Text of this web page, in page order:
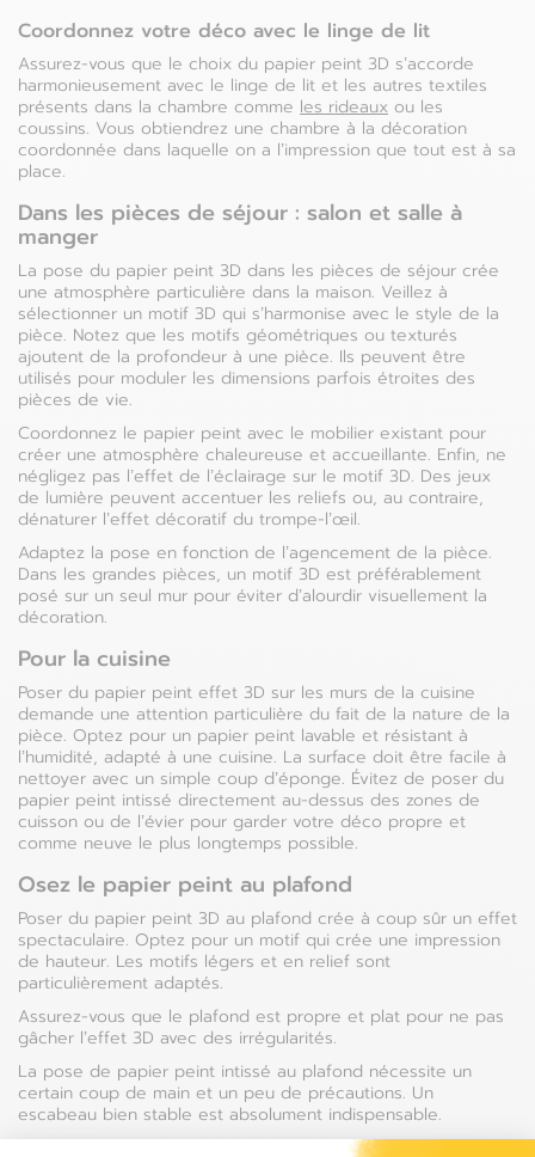
Coordonnez votre déco avec le linge de lit
Assurez-vous que le choix du papier peint 3D s’accorde
harmonieusement avec le linge de lit et les autres textiles
présents dans la chambre comme les rideaux ou les
coussins. Vous obtiendrez une chambre à la décoration
coordonnée dans laquelle on a l’impression que tout est à sa
place.
Dans les pièces de séjour : salon et salle à
manger
La pose du papier peint 3D dans les pièces de séjour crée
une atmosphère particulière dans la maison. Veillez à
sélectionner un motif 3D qui s’harmonise avec le style de la
pièce. Notez que les motifs géométriques ou texturés
ajoutent de la profondeur à une pièce. Ils peuvent être
utilisés pour moduler les dimensions parfois étroites des
pièces de vie.
Coordonnez le papier peint avec le mobilier existant pour
créer une atmosphère chaleureuse et accueillante. Enfin, ne
négligez pas l’effet de l’éclairage sur le motif 3D. Des jeux
de lumière peuvent accentuer les reliefs ou, au contraire,
dénaturer l’effet décoratif du trompe-l’œil.
Adaptez la pose en fonction de l’agencement de la pièce.
Dans les grandes pièces, un motif 3D est préférablement
posé sur un seul mur pour éviter d’alourdir visuellement la
décoration.
Pour la cuisine
Poser du papier peint effet 3D sur les murs de la cuisine
demande une attention particulière du fait de la nature de la
pièce. Optez pour un papier peint lavable et résistant à
l’humidité, adapté à une cuisine. La surface doit être facile à
nettoyer avec un simple coup d’éponge. Évitez de poser du
papier peint intissé directement au-dessus des zones de
cuisson ou de l’évier pour garder votre déco propre et
comme neuve le plus longtemps possible.
Osez le papier peint au plafond
Poser du papier peint 3D au plafond crée à coup sûr un effet
spectaculaire. Optez pour un motif qui crée une impression
de hauteur. Les motifs légers et en relief sont
particulièrement adaptés.
Assurez-vous que le plafond est propre et plat pour ne pas
gâcher l’effet 3D avec des irrégularités.
La pose de papier peint intissé au plafond nécessite un
certain coup de main et un peu de précautions. Un
escabeau bien stable est absolument indispensable.
Un papier peint effet 3D au plafond donne l’illusion d’une